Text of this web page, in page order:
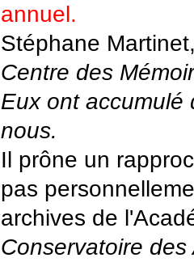
annuel.
Stéphane
Centre des
Eux ont accumulé
nous.
Il prône un
pas
archives de
Conservatoire